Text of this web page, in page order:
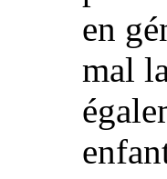
en
mal